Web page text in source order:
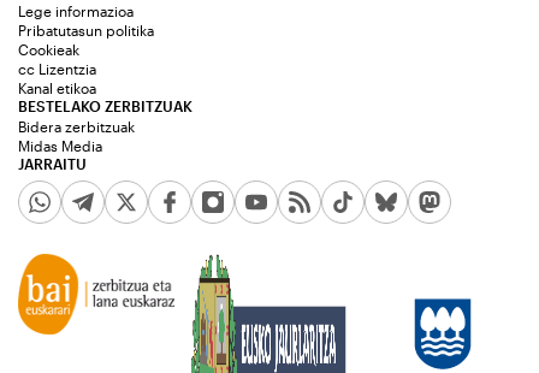
JARRAITU
Lege informazioa
Pribatutasun politika
Cookieak
cc Lizentzia
Kanal etikoa
BESTELAKO ZERBITZUAK
Bidera zerbitzuak
Midas Media